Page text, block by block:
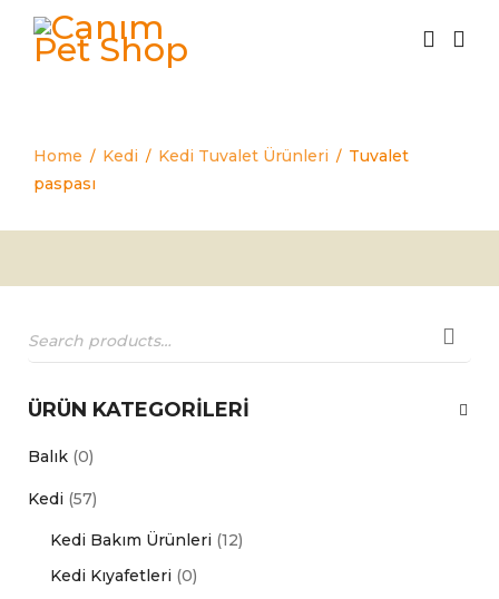
Home / Kedi / Kedi Tuvalet Ürünleri / Tuvalet
paspası
ÜRÜN KATEGORILERI
Balık (0)
Kedi (57)
Kedi Bakım Ürünleri (12)
Kedi Kıyafetleri (0)